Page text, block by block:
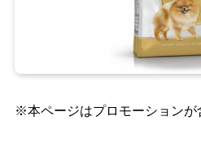
※本ページはプロモーションが